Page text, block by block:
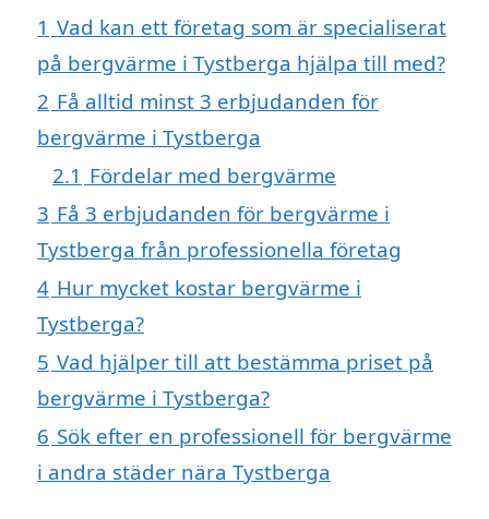
1 Vad kan ett företag som är specialiserat
på bergvärme i Tystberga hjälpa till med?
2 Få alltid minst 3 erbjudanden för
bergvärme i Tystberga
2.1 Fördelar med bergvärme
3 Få 3 erbjudanden för bergvärme i
Tystberga från professionella företag
4 Hur mycket kostar bergvärme i
Tystberga?
5 Vad hjälper till att bestämma priset på
bergvärme i Tystberga?
6 Sök efter en professionell för bergvärme
i andra städer nära Tystberga